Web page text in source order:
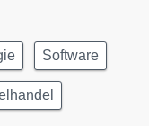
Software